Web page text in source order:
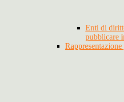
Enti di
pubblicare